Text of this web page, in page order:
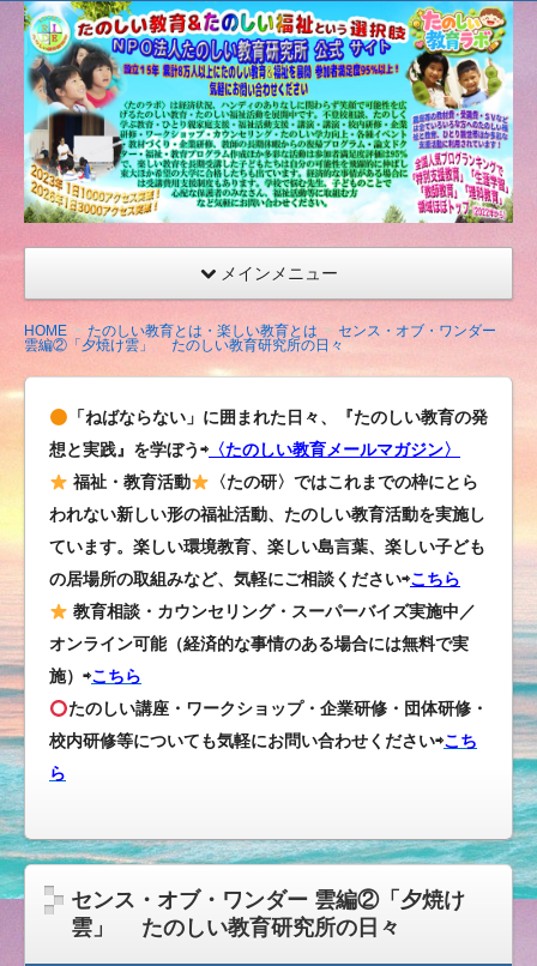
たの
しい
教育
研究
所
（沖
縄）
公式
ト
メインメニュー
HOME たのしい教育とは・楽しい教育とは
センス・オブ・ワンダー
雲編②「夕焼け雲」 たのしい教育研究所の日々
「ねばならない」に囲まれた日々、『たのしい教育の発
想と実践』を学ぼう⇨ 〈たのしい教育メールマガジン〉
福祉・教育活動
〈たの研〉ではこれまでの枠にとら
われない新しい形の福祉活動、たのしい教育活動を実施し
ています。楽しい環境教育、楽しい島言葉、楽しい子ども
の居場所の取組みなど、気軽にご相談ください⇨こちら
教育相談・カウンセリング・スーパーバイズ実施中／
オンライン可能（経済的な事情のある場合には無料で実
施）⇨こちら
たのしい講座・ワークショップ・企業研修・団体研修・
校内研修等についても気軽にお問い合わせください⇨こち
ら
センス・オブ・ワンダー 雲編②「夕焼け
雲」 たのしい教育研究所の日々